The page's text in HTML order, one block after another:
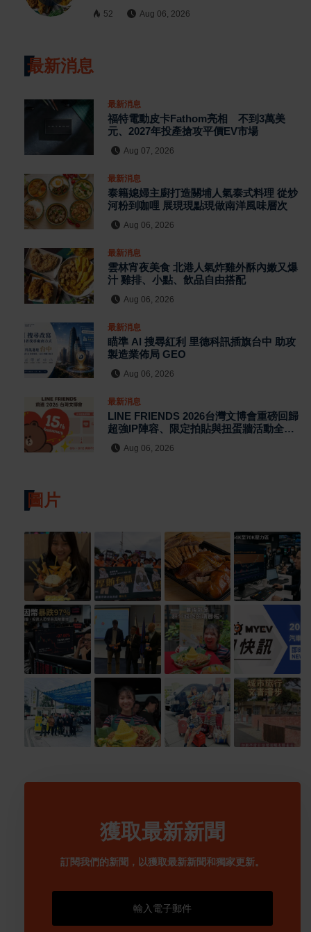
52 Aug 06, 2026
最新消息
最新消息
福特電動皮卡Fathom亮相 不到3萬美
元、2027年投產搶攻平價EV市場
Aug 07, 2026
最新消息
泰籍媳婦主廚打造關埔人氣泰式料理 從炒
河粉到咖哩 展現現點現做南洋風味層次
Aug 06, 2026
最新消息
雲林宵夜美食 北港人氣炸雞外酥內嫩又爆
汁 雞排、小點、飲品自由搭配
Aug 06, 2026
最新消息
瞄準 AI 搜尋紅利 里德科訊插旗台中 助攻
製造業佈局 GEO
Aug 06, 2026
最新消息
LINE FRIENDS 2026台灣文博會重磅回歸
超強IP陣容、限定拍貼與扭蛋牆活動全公
開
Aug 06, 2026
圖片
獲取最新新聞
訂閱我們的新聞，以獲取最新新聞和獨家更新。